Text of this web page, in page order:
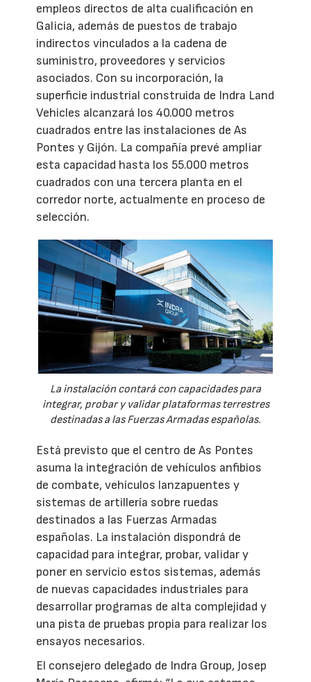
empleos directos de alta cualificación en
Galicia, además de puestos de trabajo
indirectos vinculados a la cadena de
suministro, proveedores y servicios
asociados. Con su incorporación, la
superficie industrial construida de Indra Land
Vehicles alcanzará los 40.000 metros
cuadrados entre las instalaciones de As
Pontes y Gijón. La compañía prevé ampliar
esta capacidad hasta los 55.000 metros
cuadrados con una tercera planta en el
corredor norte, actualmente en proceso de
selección.
La instalación contará con capacidades para
integrar, probar y validar plataformas terrestres
destinadas a las Fuerzas Armadas españolas.
Está previsto que el centro de As Pontes
asuma la integración de vehículos anfibios
de combate, vehículos lanzapuentes y
sistemas de artillería sobre ruedas
destinados a las Fuerzas Armadas
españolas. La instalación dispondrá de
capacidad para integrar, probar, validar y
poner en servicio estos sistemas, además
de nuevas capacidades industriales para
desarrollar programas de alta complejidad y
una pista de pruebas propia para realizar los
ensayos necesarios.
El consejero delegado de Indra Group, Josep